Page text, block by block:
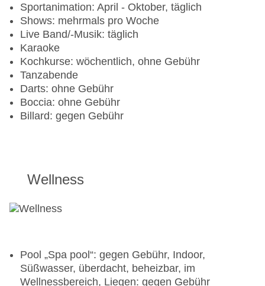
Sportanimation: April - Oktober, täglich
Shows: mehrmals pro Woche
Live Band/-Musik: täglich
Karaoke
Kochkurse: wöchentlich, ohne Gebühr
Tanzabende
Darts: ohne Gebühr
Boccia: ohne Gebühr
Billard: gegen Gebühr
Wellness
Pool „Spa pool“: gegen Gebühr, Indoor,
Süßwasser, überdacht, beheizbar, im
Wellnessbereich, Liegen: gegen Gebühr